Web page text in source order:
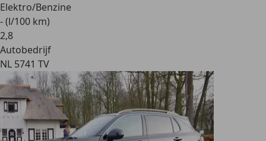
Elektro/Benzine
- (l/100 km)
2,8
Autobedrijf
NL 5741 TV